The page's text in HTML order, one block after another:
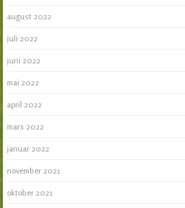
august 2022
juli 2022
juni 2022
mai 2022
april 2022
mars 2022
januar 2022
november 2021
oktober 2021